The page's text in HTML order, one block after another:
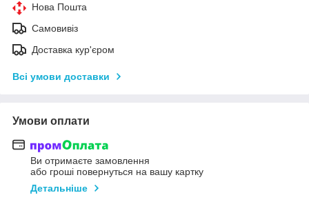
Нова Пошта
Самовивіз
Доставка кур'єром
Всі умови доставки
Умови оплати
Ви отримаєте замовлення
або гроші повернуться на вашу картку
Детальніше